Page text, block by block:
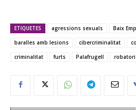
ETIQUETES agressions sexuals
Baix
baralles amb lesions
cibercriminalitat
criminalitat
furts Palafrugell